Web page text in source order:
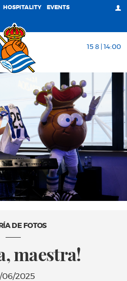
HOSPITALITY EVENTS
15 8 | 14:00
DE FOTOS
maestra!
06/2025